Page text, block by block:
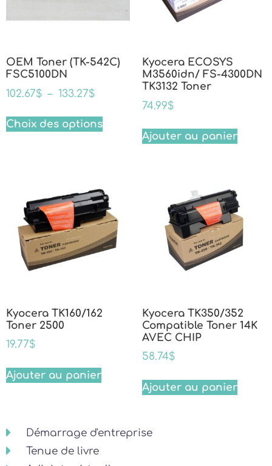
OEM Toner (TK-542C)
FSC5100DN
102.67$ – 133.27$
Choix des options
Kyocera ECOSYS
M3560idn/ FS-4300DN
TK3132 Toner
74.99$
Ajouter au panier
Kyocera TK160/162
Toner 2500
19.77$
Ajouter au panier
Kyocera TK350/352
Compatible Toner 14K
AVEC CHIP
58.74$
Ajouter au panier
Démarrage d'entreprise
Tenue de livre